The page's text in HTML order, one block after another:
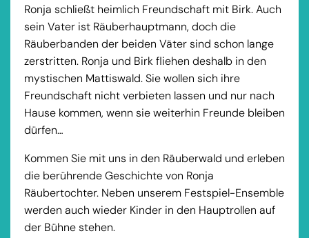
Ronja schließt heimlich Freundschaft mit Birk. Auch
sein Vater ist Räuberhauptmann, doch die
Räuberbanden der beiden Väter sind schon lange
zerstritten. Ronja und Birk fliehen deshalb in den
mystischen Mattiswald. Sie wollen sich ihre
Freundschaft nicht verbieten lassen und nur nach
Hause kommen, wenn sie weiterhin Freunde bleiben
dürfen…
Kommen Sie mit uns in den Räuberwald und erleben
die berührende Geschichte von Ronja
Räubertochter. Neben unserem Festspiel-Ensemble
werden auch wieder Kinder in den Hauptrollen auf
der Bühne stehen.